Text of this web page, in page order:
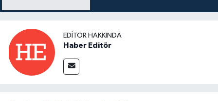
EDITÖR HAKKINDA
Haber Editör